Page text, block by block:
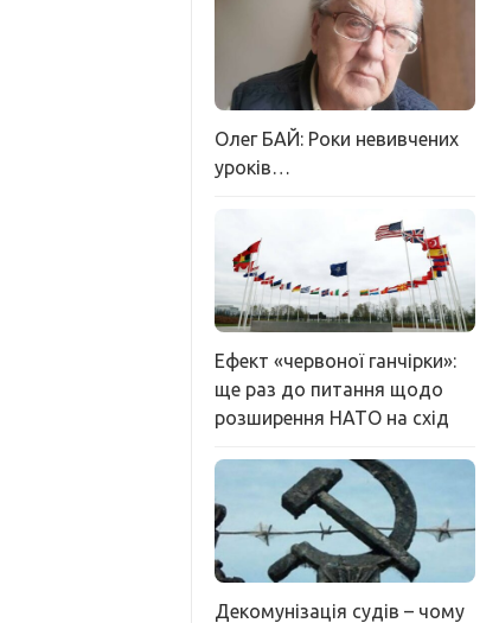
Олег БАЙ: Роки невивчених
уроків…
Ефект «червоної ганчірки»:
ще раз до питання щодо
розширення НАТО на схід
Декомунізація судів – чому